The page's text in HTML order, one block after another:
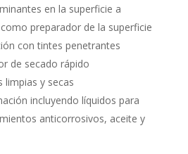
en la superficie a
preparador de la superficie
con tintes penetrantes
de secado rápido
limpias y secas
incluyendo líquidos para
anticorrosivos, aceite y